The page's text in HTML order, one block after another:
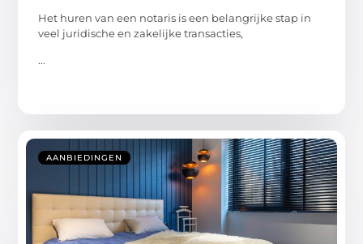
Het huren van een notaris is een belangrijke stap in
veel juridische en zakelijke transacties,
...
AANBIEDINGEN